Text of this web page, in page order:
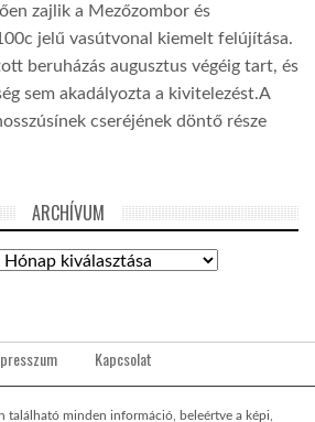
zajlik a Mezőzombor és
jelű vasútvonal kiemelt felújítása.
beruházás augusztus végéig tart, és
sem akadályozta a kivitelezést.A
cseréjének döntő része
ARCHÍVUM
Kapcsolat
található minden információ, beleértve a képi,